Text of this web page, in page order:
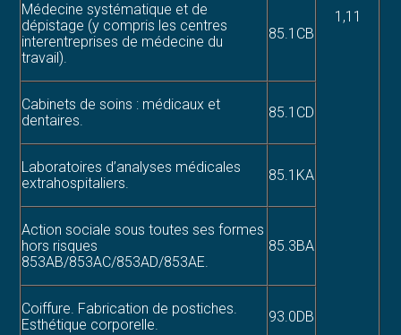
1,11
Médecine systématique et de
dépistage (y compris les centres
interentreprises de médecine du
travail).
85.1CB
Cabinets de soins : médicaux et
dentaires.
85.1CD
Laboratoires d’analyses médicales
extrahospitaliers.
85.1KA
Action sociale sous toutes ses formes
hors risques
853AB/853AC/853AD/853AE.
85.3BA
Coiffure. Fabrication de postiches.
Esthétique corporelle.
93.0DB